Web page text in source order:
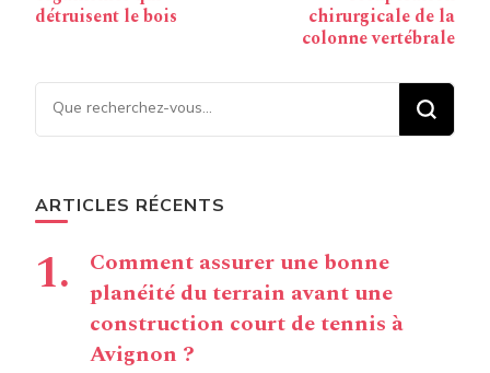
détruisent le bois
chirurgicale de la
colonne vertébrale
Vous recherchiez quelque
chose ?
ARTICLES RÉCENTS
Comment assurer une bonne
planéité du terrain avant une
construction court de tennis à
Avignon ?